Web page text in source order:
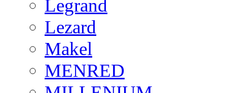
Legrand
Lezard
Makel
MENRED